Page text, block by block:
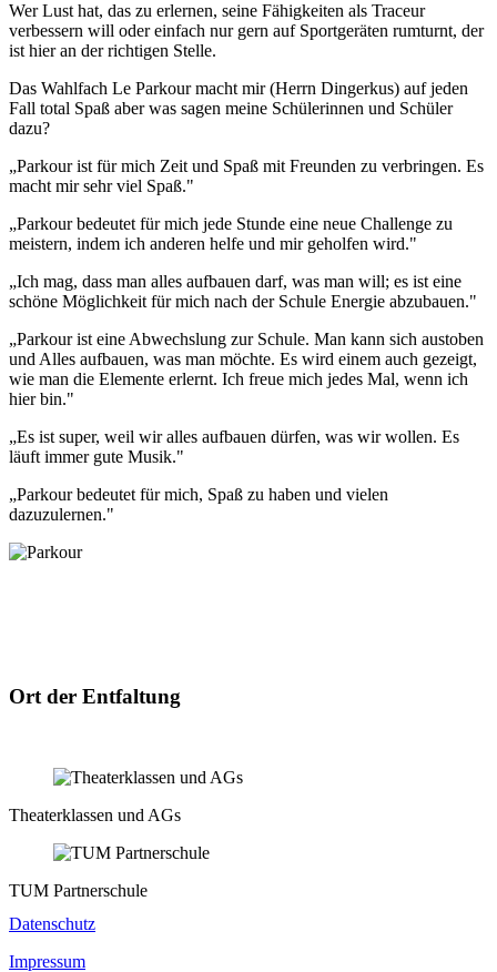
Wer Lust hat, das zu erlernen, seine Fähigkeiten als Traceur
verbessern will oder einfach nur gern auf Sportgeräten rumturnt, der
ist hier an der richtigen Stelle.
Das Wahlfach Le Parkour macht mir (Herrn Dingerkus) auf jeden
Fall total Spaß aber was sagen meine Schülerinnen und Schüler
dazu?
„Parkour ist für mich Zeit und Spaß mit Freunden zu verbringen. Es
macht mir sehr viel Spaß."
„Parkour bedeutet für mich jede Stunde eine neue Challenge zu
meistern, indem ich anderen helfe und mir geholfen wird."
„Ich mag, dass man alles aufbauen darf, was man will; es ist eine
schöne Möglichkeit für mich nach der Schule Energie abzubauen."
„Parkour ist eine Abwechslung zur Schule. Man kann sich austoben
und Alles aufbauen, was man möchte. Es wird einem auch gezeigt,
wie man die Elemente erlernt. Ich freue mich jedes Mal, wenn ich
hier bin."
„Es ist super, weil wir alles aufbauen dürfen, was wir wollen. Es
läuft immer gute Musik."
„Parkour bedeutet für mich, Spaß zu haben und vielen
dazuzulernen."
Ort der Entfaltung
Theaterklassen und AGs
TUM Partnerschule
Datenschutz
Impressum